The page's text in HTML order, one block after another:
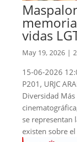
vidas
May 19, 2026|
15-06-2026
P201, URJC
Diversidad
se representan
existen sobre